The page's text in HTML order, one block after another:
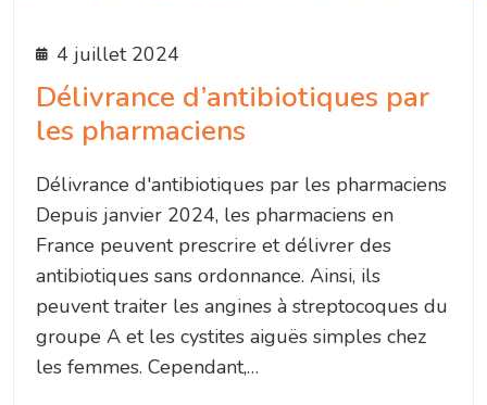
4 juillet 2024
Délivrance d’antibiotiques par
les pharmaciens
Délivrance d'antibiotiques par les pharmaciens
Depuis janvier 2024, les pharmaciens en
France peuvent prescrire et délivrer des
antibiotiques sans ordonnance. Ainsi, ils
peuvent traiter les angines à streptocoques du
groupe A et les cystites aiguës simples chez
les femmes. Cependant,…